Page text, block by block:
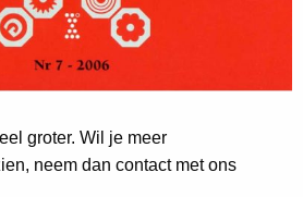
groter. Wil je meer
neem dan contact met ons